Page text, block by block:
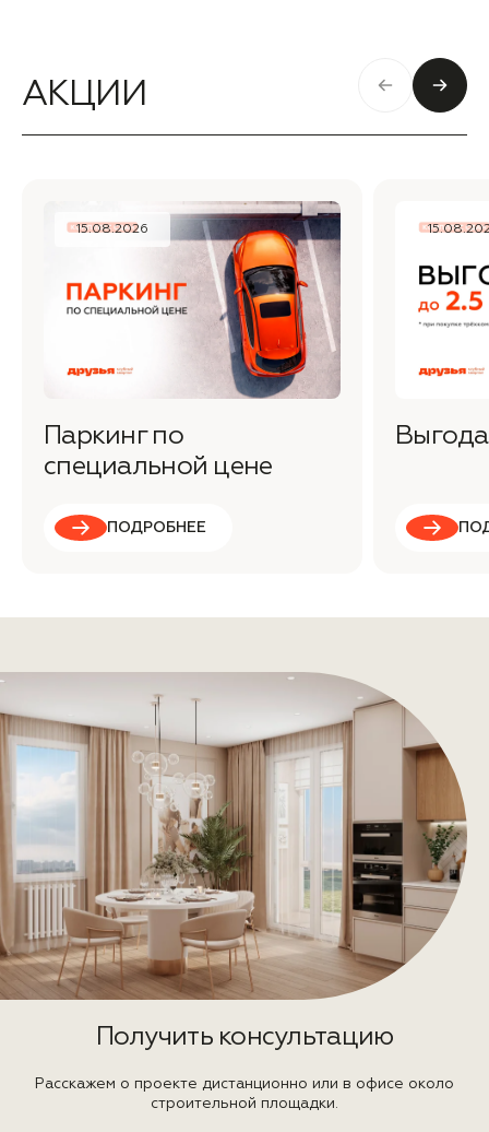
АКЦИИ
15.08.2026
Паркинг по
специальной цене
ПОДРОБНЕЕ
Получить консультацию
Расскажем о проекте дистанционно или в офисе около
строительной площадки.